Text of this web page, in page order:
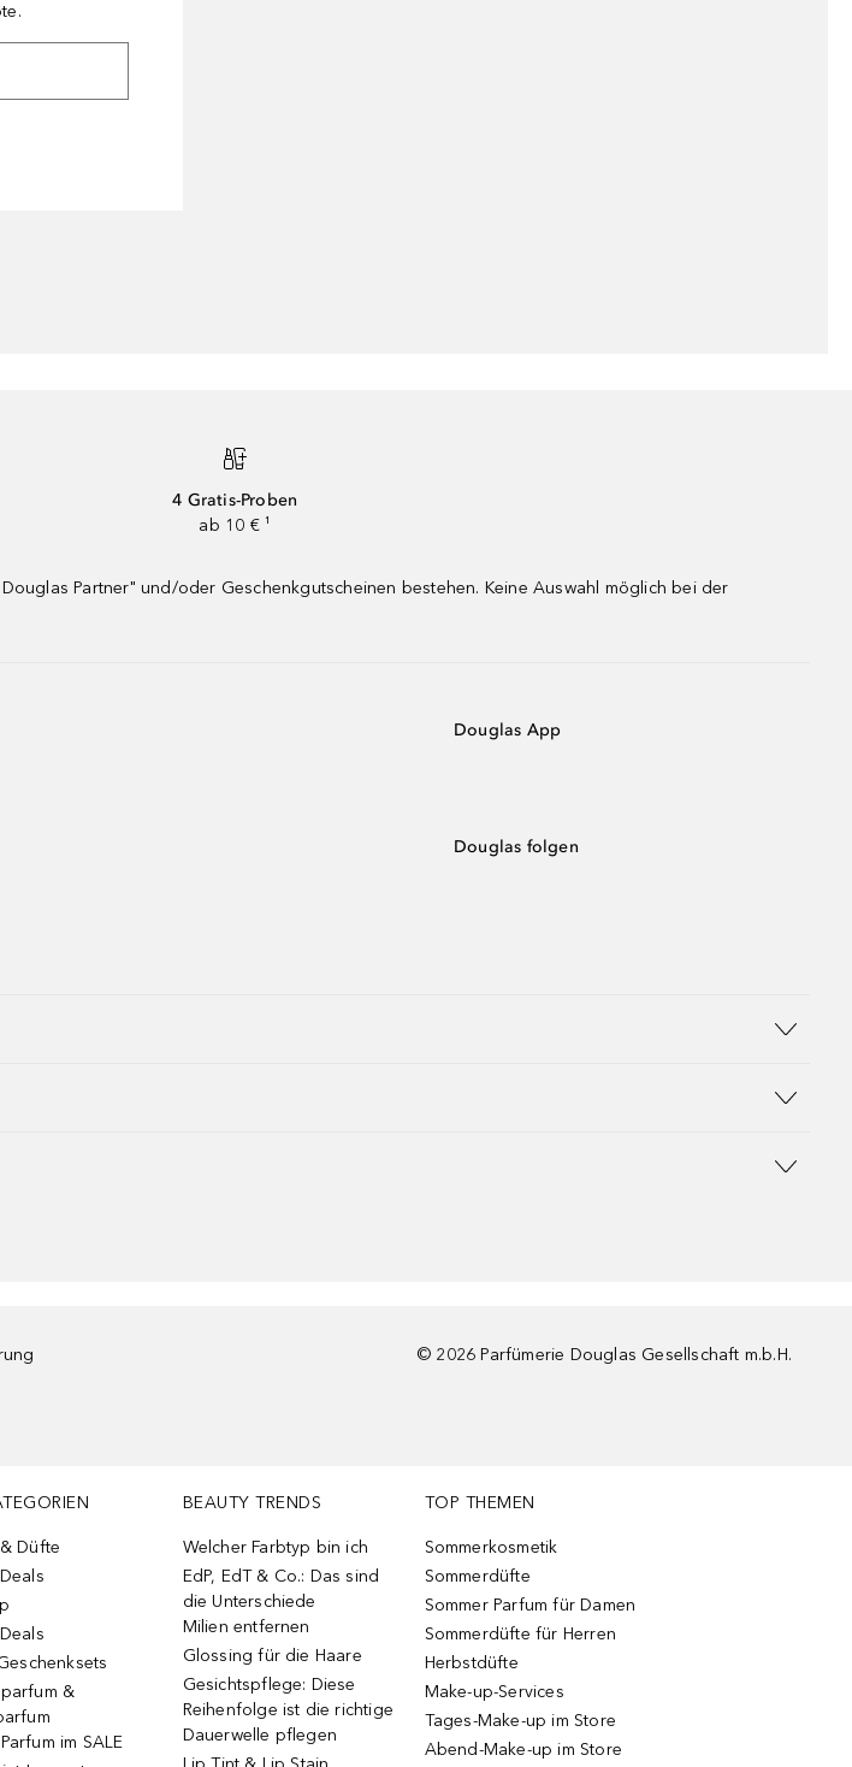
4 Gratis-Proben
ab 10 € ¹
Partner" und/oder Geschenkgutscheinen bestehen. Keine Auswahl möglich bei der
Douglas App
Douglas folgen
© 2026 Parfümerie Douglas Gesellschaft m.b.H.
Düfte
&
im SALE
BEAUTY TRENDS
Welcher Farbtyp bin ich
EdP, EdT & Co.: Das sind
die Unterschiede
Milien entfernen
Glossing für die Haare
Gesichtspflege: Diese
Reihenfolge ist die richtige
Dauerwelle pflegen
TOP THEMEN
Sommerkosmetik
Sommerdüfte
Sommer Parfum für Damen
Sommerdüfte für Herren
Herbstdüfte
Make-up-Services
Tages-Make-up im Store
Abend-Make-up im Store